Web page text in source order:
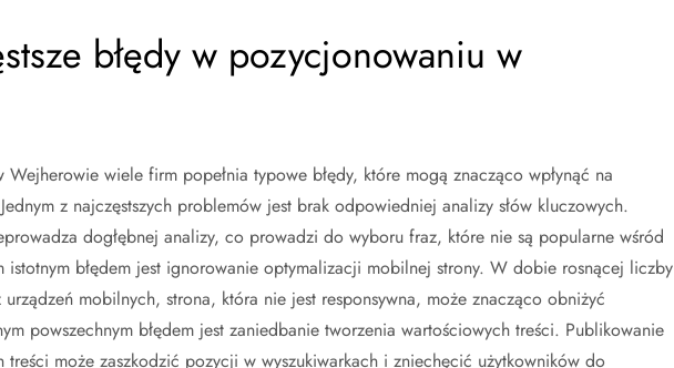
błędy w pozycjonowaniu w
wiele firm popełnia typowe błędy, które mogą znacząco wpłynąć na
z najczęstszych problemów jest brak odpowiedniej analizy słów kluczowych.
dogłębnej analizy, co prowadzi do wyboru fraz, które nie są popularne wśród
istotnym błędem jest ignorowanie optymalizacji mobilnej strony. W dobie rosnącej liczby
mobilnych, strona, która nie jest responsywna, może znacząco obniżyć
powszechnym błędem jest zaniedbanie tworzenia wartościowych treści. Publikowanie
może zaszkodzić pozycji w wyszukiwarkach i zniechęcić użytkowników do